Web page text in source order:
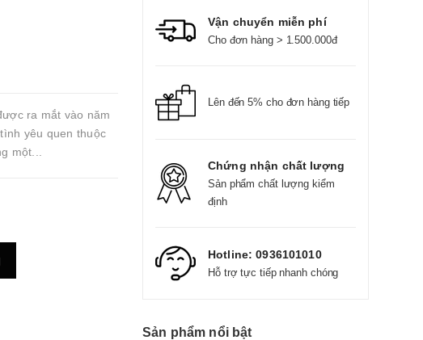
ra mắt vào năm
yêu quen thuộc
một...
Vận chuyển miễn phí
Cho đơn hàng > 1.500.000đ
Lên đến 5% cho đơn hàng tiếp
Chứng nhận chất lượng
Sản phẩm chất lượng kiểm
định
Hotline:0936101010
Hỗ trợ tực tiếp nhanh chóng
Sản phẩm nổi bật